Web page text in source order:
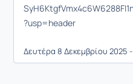
?usp=header
Δευτέρα 8 Δεκεμβρίου 2025